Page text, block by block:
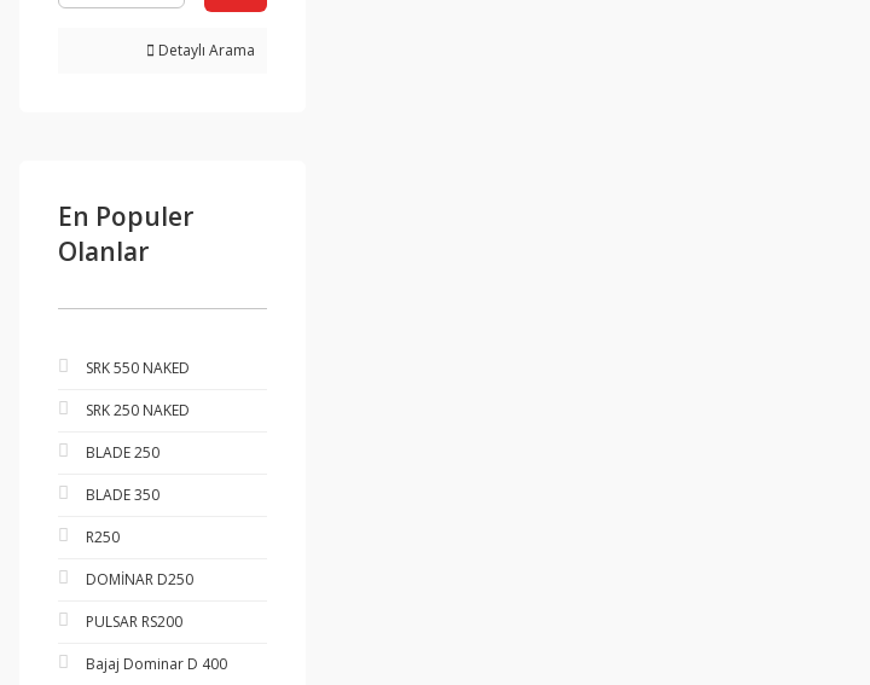
Detaylı Arama
En Populer
Olanlar
SRK 550 NAKED
SRK 250 NAKED
BLADE 250
BLADE 350
R250
DOMİNAR D250
PULSAR RS200
Bajaj Dominar D 400